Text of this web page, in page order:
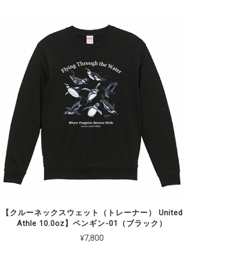
【クルーネックスウェット（トレーナー） United
Athle 10.0oz】ペンギン-01（ブラック）
¥7,800